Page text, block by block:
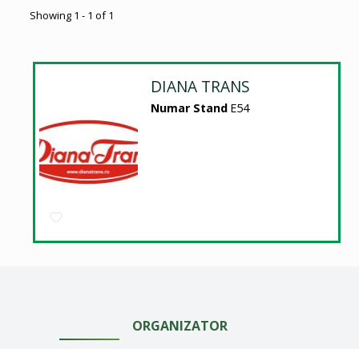
Showing 1 - 1 of 1
DIANA TRANS
Numar Stand E54
ORGANIZATOR